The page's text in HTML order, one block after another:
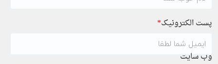
پست الکترونیک*
وب سایت